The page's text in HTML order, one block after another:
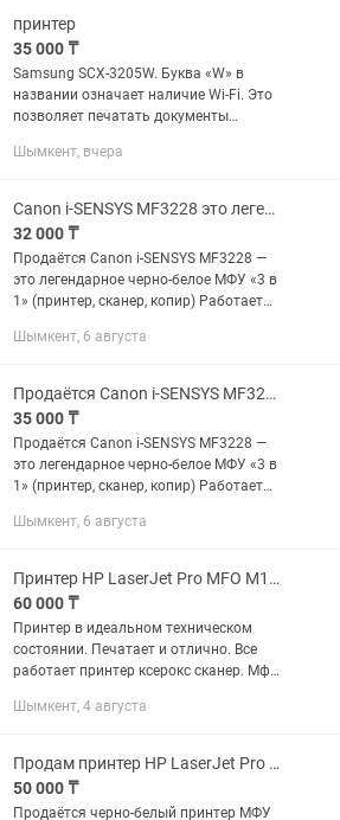
принтер
35 000 ₸
Samsung SCX-3205W. Буква «W» в
названии означает наличие Wi-Fi. Это
позволяет печатать документы
проводов. Только нужно картридж
Шымкент, вчера
Canon i-SENSYS MF3228 это легендарное черно-белое МФУ 3 в 1
32 000 ₸
Продаётся Canon i-SENSYS MF3228 —
это легендарное черно-белое МФУ «3 в
1» (принтер, сканер, копир) Работает
печатает чисто, без полос в комплекте
Шымкент, 6 августа
Продаётся Canon i-SENSYS MF3228 это легендарное черно-белое МФУ 3 в 1
35 000 ₸
Продаётся Canon i-SENSYS MF3228 —
это легендарное черно-белое МФУ «3 в
1» (принтер, сканер, копир) Работает
печатает чисто, без полос в комплекте
Шымкент, 6 августа
Принтер HP LaserJet Pro MFO M130a
60 000 ₸
Принтер в идеальном техническом
состоянии. Печатает и отлично. Все
работает принтер ксерокс сканер. Мфу
Шымкент, 4 августа
Продам принтер HP LaserJet Pro MFP M125a.
50 000 ₸
Продаётся черно-белый принтер МФУ